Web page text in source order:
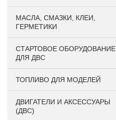
МАСЛА, СМАЗКИ, КЛЕИ,
ГЕРМЕТИКИ
СТАРТОВОЕ ОБОРУДОВАНИЕ
ДЛЯ ДВС
ТОПЛИВО ДЛЯ МОДЕЛЕЙ
ДВИГАТЕЛИ И АКСЕССУАРЫ
(ДВС)